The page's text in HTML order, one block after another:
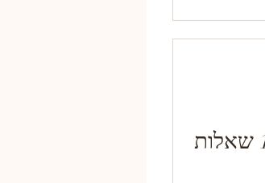
איך לבחור קורס תטא הילינג? 15 שאלות